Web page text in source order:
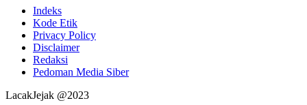
Indeks
Kode Etik
Privacy Policy
Disclaimer
Redaksi
Pedoman Media Siber
LacakJejak @2023